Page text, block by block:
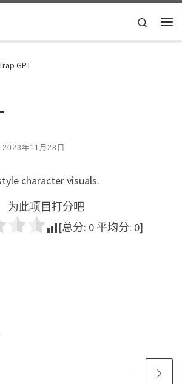
Search
GPT
2023年11月28日
character visuals.
为此项目打分吧
[总分: 0 平均分: 0]